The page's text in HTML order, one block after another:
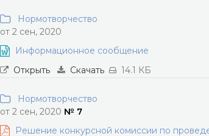
Нормотворчество
от 2 сен, 2020
Информационное сообщение
Открыть
Скачать 14.1 КБ
Нормотворчество
от 2 сен, 2020 № 7
Решение конкурсной комиссии по